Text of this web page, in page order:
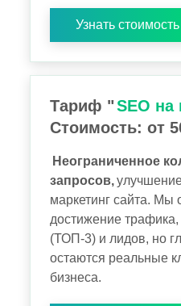
Узнать стоимость
Тариф "SEO
Стоимость: от
Неограниченное
запросов,
маркетинг сайта. Мы
достижение
(ТОП-3) и лидов, но
остаются реальные
бизнеса.